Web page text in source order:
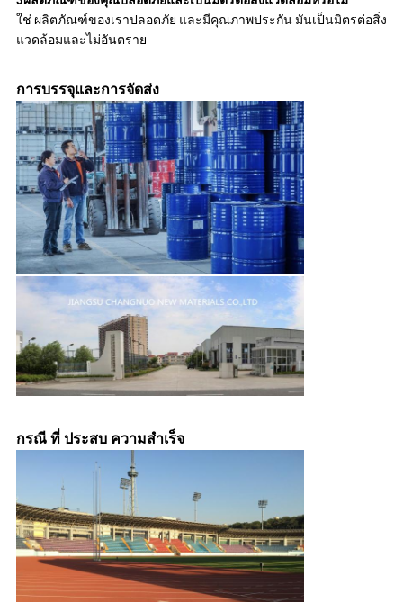
ใช่ ผลิตภัณฑ์ของเราปลอดภัย และมีคุณภาพประกัน มันเป็นมิตรต่อสิ่ง
แวดล้อมและไม่อันตราย
การบรรจุและการจัดส่ง
กรณี ที่ ประสบ ความสําเร็จ